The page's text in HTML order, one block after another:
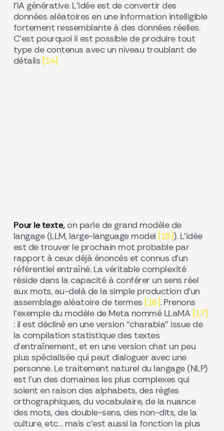
l’IA générative. L’idée est de convertir des
données aléatoires en une information intelligible
fortement ressemblante à des données réelles.
C’est pourquoi il est possible de produire tout
type de contenus avec un niveau troublant de
détails [14]
Pour le texte,on parle de grand modèle de
langage (LLM, large-language model [15]). L’idée
est de trouver le prochain mot probable par
rapport à ceux déjà énoncés et connus d’un
référentiel entraîné. La véritable complexité
réside dans la capacité à conférer un sens réel
aux mots, au-delà de la simple production d’un
assemblage aléatoire de termes [16]. Prenons
l’exemple du modèle de Meta nommé LLaMA [17]
: il est décliné en une version “charabia” issue de
la compilation statistique des textes
d’entraînement, et en une version chat un peu
plus spécialisée qui peut dialoguer avec une
personne. Le traitement naturel du langage (NLP)
est l’un des domaines les plus complexes qui
soient en raison des alphabets, des règles
orthographiques, du vocabulaire, de la nuance
des mots, des double-sens, des non-dits, de la
culture, etc… mais c’est aussi la fonction la plus